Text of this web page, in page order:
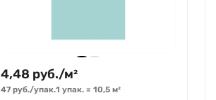
4,48 руб./м²
47 руб./упак.1 упак. = 10,5 м²